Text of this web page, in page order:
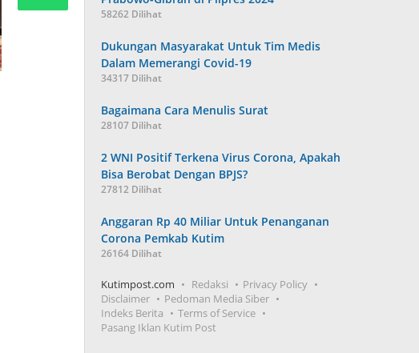
58262 Dilihat
Dukungan Masyarakat Untuk Tim Medis
Dalam Memerangi Covid-19
34317 Dilihat
Bagaimana Cara Menulis Surat
28107 Dilihat
2 WNI Positif Terkena Virus Corona, Apakah
Bisa Berobat Dengan BPJS?
27812 Dilihat
Anggaran Rp 40 Miliar Untuk Penanganan
Corona Pemkab Kutim
26164 Dilihat
Kutimpost.com Redaksi
Privacy Policy
Disclaimer
Pedoman Media Siber
Indeks Berita
Terms of Service
Pasang Iklan Kutim Post